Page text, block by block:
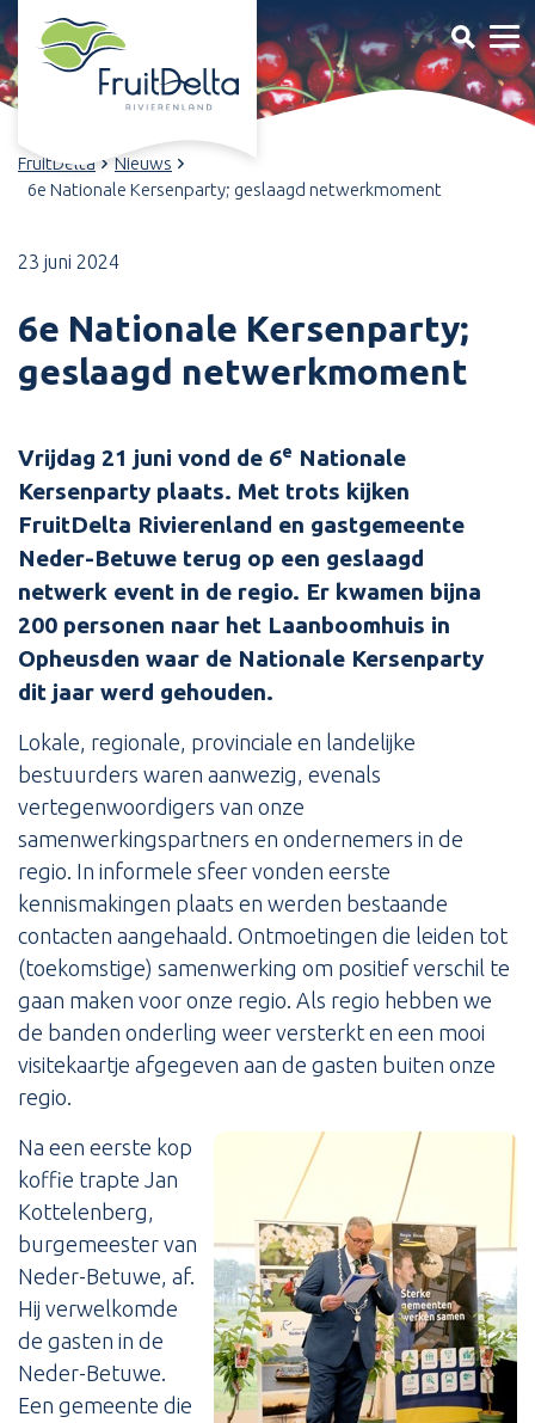
FruitDelta
Nieuws
6e Nationale Kersenparty; geslaagd netwerkmoment
23 juni 2024
6e Nationale Kersenparty;
geslaagd netwerkmoment
Vrijdag 21 juni vond de 6e Nationale
Kersenparty plaats. Met trots kijken
FruitDelta Rivierenland en gastgemeente
Neder-Betuwe terug op een geslaagd
netwerk event in de regio. Er kwamen bijna
200 personen naar het Laanboomhuis in
Opheusden waar de Nationale Kersenparty
dit jaar werd gehouden.
Lokale, regionale, provinciale en landelijke
bestuurders waren aanwezig, evenals
vertegenwoordigers van onze
samenwerkingspartners en ondernemers in de
regio. In informele sfeer vonden eerste
kennismakingen plaats en werden bestaande
contacten aangehaald. Ontmoetingen die leiden tot
(toekomstige) samenwerking om positief verschil te
gaan maken voor onze regio. Als regio hebben we
de banden onderling weer versterkt en een mooi
visitekaartje afgegeven aan de gasten buiten onze
regio.
Na een eerste kop
koffie trapte Jan
Kottelenberg,
burgemeester van
Neder-Betuwe, af.
Hij verwelkomde
de gasten in de
Neder-Betuwe.
Een gemeente die